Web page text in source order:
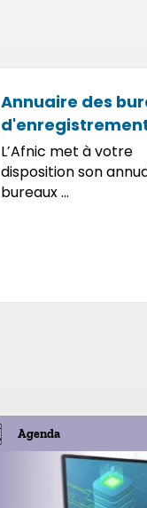
Annuaire des
L’Afnic met à votre
disposition son
bureaux ...
Agenda